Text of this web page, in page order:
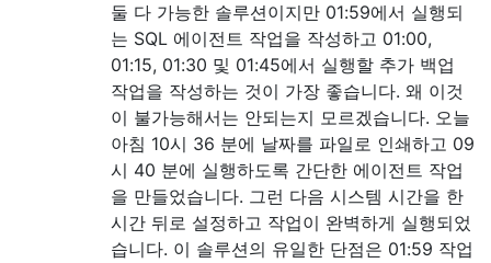
둘 다 가능한 솔루션이지만 01:59에서 실행되
는 SQL 에이전트 작업을 작성하고 01:00,
01:15, 01:30 및 01:45에서 실행할 추가 백업
작업을 작성하는 것이 가장 좋습니다. 왜 이것
이 불가능해서는 안되는지 모르겠습니다. 오늘
아침 10시 36 분에 날짜를 파일로 인쇄하고 09
시 40 분에 실행하도록 간단한 에이전트 작업
을 만들었습니다. 그런 다음 시스템 시간을 한
시간 뒤로 설정하고 작업이 완벽하게 실행되었
습니다. 이 솔루션의 유일한 단점은 01:59 작업